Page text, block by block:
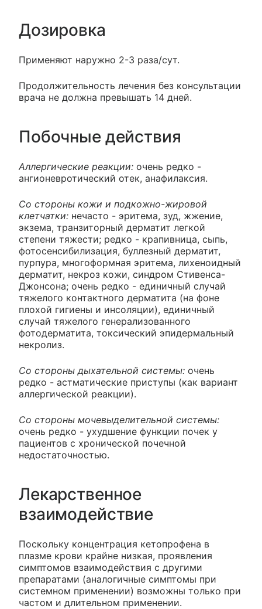
Дозировка
Применяют наружно 2-3 раза/сут.
Продолжительность лечения без консультации
врача не должна превышать 14 дней.
Побочные действия
Аллергические реакции: очень редко -
ангионевротический отек, анафилаксия.
Со стороны кожи и подкожно-жировой
клетчатки: нечасто - эритема, зуд, жжение,
экзема, транзиторный дерматит легкой
степени тяжести; редко - крапивница, сыпь,
фотосенсибилизация, буллезный дерматит,
пурпура, многоформная эритема, лихеноидный
дерматит, некроз кожи, синдром Стивенса-
Джонсона; очень редко - единичный случай
тяжелого контактного дерматита (на фоне
плохой гигиены и инсоляции), единичный
случай тяжелого генерализованного
фотодерматита, токсический эпидермальный
некролиз.
Со стороны дыхательной системы: очень
редко - астматические приступы (как вариант
аллергической реакции).
Со стороны мочевыделительной системы:
очень редко - ухудшение функции почек у
пациентов с хронической почечной
недостаточностью.
Лекарственное
взаимодействие
Поскольку концентрация кетопрофена в
плазме крови крайне низкая, проявления
симптомов взаимодействия с другими
препаратами (аналогичные симптомы при
системном применении) возможны только при
частом и длительном применении.